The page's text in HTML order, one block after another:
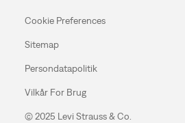
Cookie Preferences
Sitemap
Persondatapolitik
Vilkår For Brug
© 2025 Levi Strauss & Co.